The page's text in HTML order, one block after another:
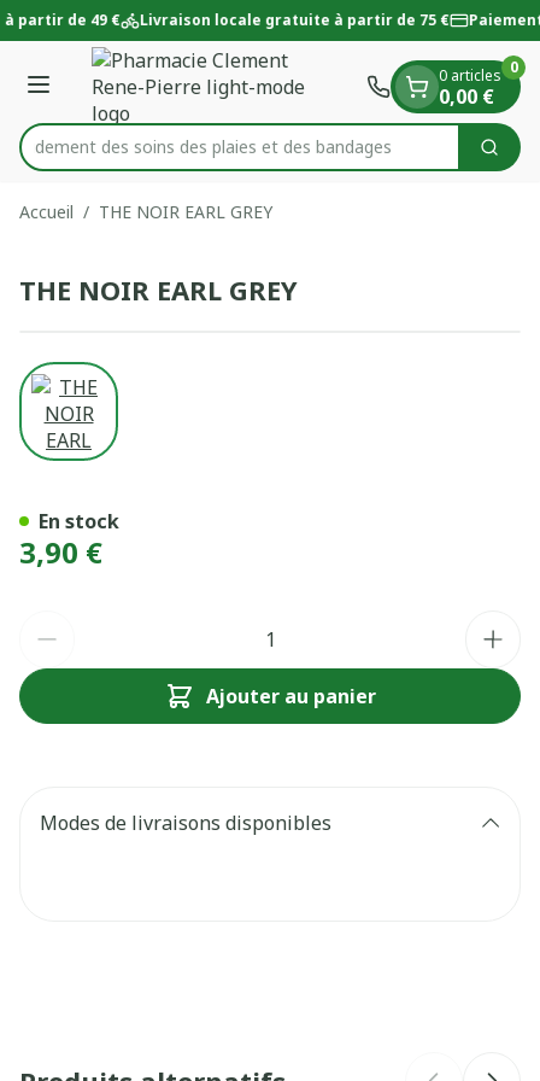
Aller au contenu
1 de 1
partir de 49 € Livraison locale gratuite à partir de 75 €
Menu
Rechercher
rapidement des soins des plaies et des bandages
0 articles
0,00 €
0
Accueil / THE NOIR EARL GREY
THE NOIR EARL GREY
View larger image
3,90 €
Ajouter au panier
En stock
Modes de livraisons disponibles